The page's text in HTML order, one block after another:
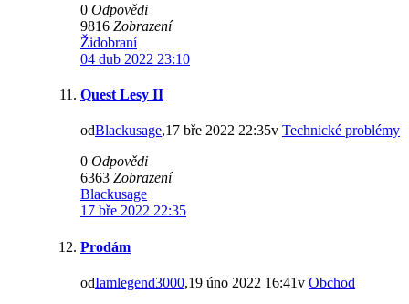
0 Odpovědi
9816 Zobrazení
Židobraní
04 dub 2022 23:10
Quest Lesy II
odBlackusage,17 bře 2022 22:35v Technické problémy
0 Odpovědi
6363 Zobrazení
Blackusage
17 bře 2022 22:35
Prodám
odIamlegend3000,19 úno 2022 16:41v Obchod